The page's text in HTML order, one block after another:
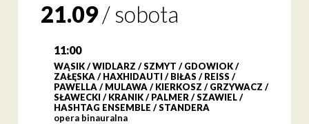
21.09/sobota
11:00
WĄSIK / WIDLARZ / SZMYT / GDOWIOK /
ZAŁĘSKA / HAXHIDAUTI / BIŁAS / REISS /
PAWELLA / MULAWA / KIERKOSZ / GRZYWACZ /
SŁAWECKI / KRANIK / PALMER / SZAWIEL /
HASHTAG ENSEMBLE / STANDERA
opera binauralna